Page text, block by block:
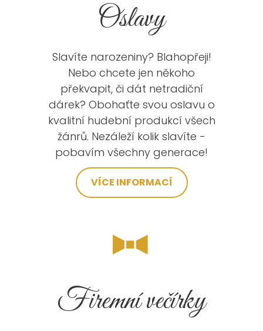
Oslavy
Slavíte narozeniny? Blahopřeji!
Nebo chcete jen někoho
překvapit, či dát netradiční
dárek? Obohaťte svou oslavu o
kvalitní hudební produkcí všech
žánrů. Nezáleží kolik slavíte -
pobavím všechny generace!
VÍCE INFORMACÍ
Firemní večírky